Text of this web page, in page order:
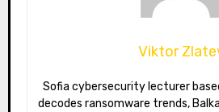
Viktor
Sofia cybersecurity lecturer based in Montréal. Viktor
decodes ransomware trends,